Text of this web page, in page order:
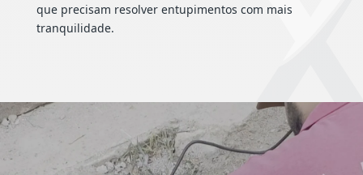
que precisam resolver entupimentos com mais
tranquilidade.